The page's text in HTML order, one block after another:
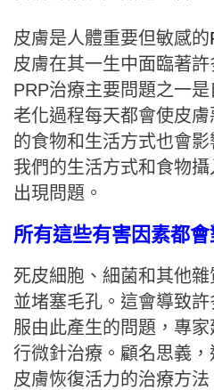
皮膚是人體重要但敏感的
皮膚在其一生中面臨著
PRP治療主要問題之一
老化過程每天都會使皮
的食物和生活方式也會影
我們的生活方式和食物
出現問題。
所有這些有害因素都
死皮細胞、細菌和其他
並堵塞毛孔。這會導致
服由此產生的問題，專
行微針治療。顧名思義
皮膚恢復活力的治療方